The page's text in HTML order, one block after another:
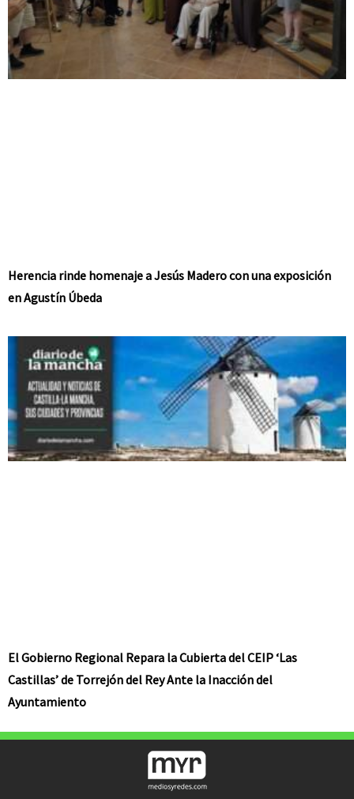
Herencia rinde homenaje a Jesús Madero con una exposición
en Agustín Úbeda
El Gobierno Regional Repara la Cubierta del CEIP ‘Las
Castillas’ de Torrejón del Rey Ante la Inacción del
Ayuntamiento